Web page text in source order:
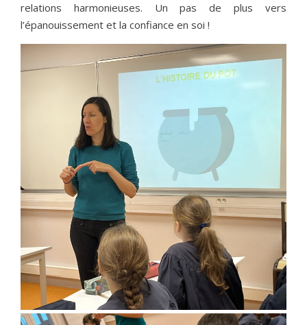
relations harmonieuses. Un pas de plus vers
l’épanouissement et la confiance en soi !